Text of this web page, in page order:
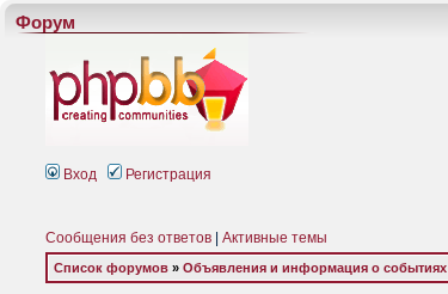
Форум
Вход Регистрация
Сообщения без ответов Активные темы
Список форумов » Объявления и информация о событиях